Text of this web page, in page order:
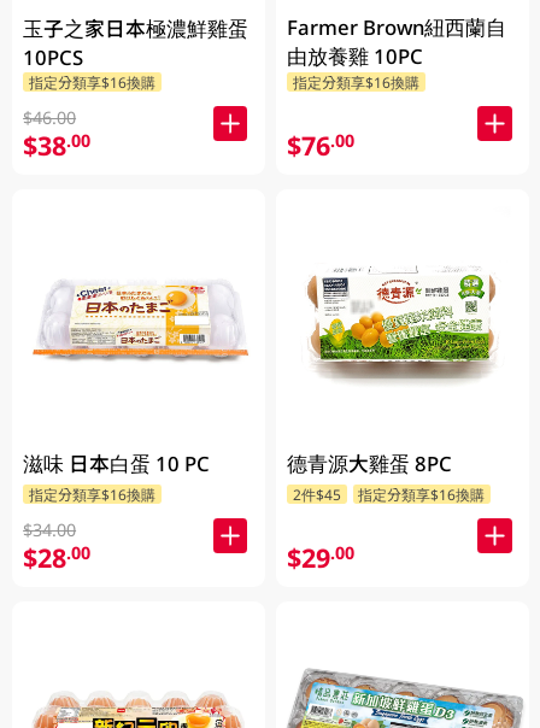
玉子之家日本極濃鮮雞蛋
10PCS
指定分類享$16換購
$46.00
$38.00
滋味 日本白蛋 10 PC
指定分類享$16換購
$34.00
$28.00
Farmer Brown紐西蘭自
由放養雞 10PC
指定分類享$16換購
$76.00
德青源大雞蛋 8PC
2件$45 指定分類享$16換購
$29.00